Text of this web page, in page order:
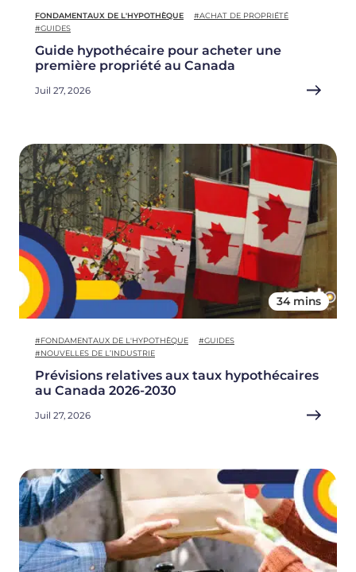
FONDAMENTAUX DE L'HYPOTHÈQUE
#ACHAT DE PROPRIÉTÉ
#GUIDES
Guide hypothécaire pour acheter une
première propriété au Canada
Juil 27, 2026
34 mins
#FONDAMENTAUX DE L'HYPOTHÈQUE
#GUIDES
#NOUVELLES DE L’INDUSTRIE
Prévisions relatives aux taux hypothécaires
au Canada 2026-2030
Juil 27, 2026